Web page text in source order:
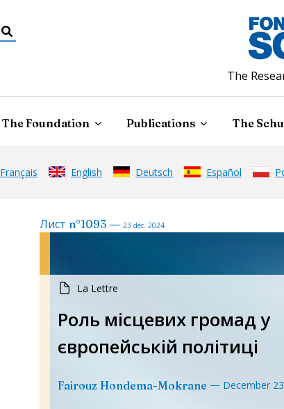
The
The Foundation Publications The
Français English Deutsch Español
Лист n°1093 — 23 déc. 2024
La Lettre
Роль місцевих громад у
європейській політиці
Fairouz Hondema-Mokrane — December